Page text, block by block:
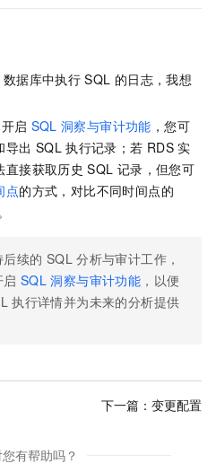
数据库中执行 SQL 的日志，我想
启 SQL 洞察与审计功能 ，您可
导出 SQL 执行记录；若 RDS 实
直接获取历史 SQL 记录，但您可
点的方式，对比不同时间点的
续的 SQL 分析与审计工作，
SQL 洞察与审计功能 ，以便
执行详情并为未来的分析提供
下一篇： 变更配置
有帮助吗？